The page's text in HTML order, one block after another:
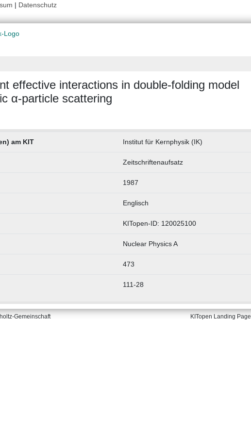
| Datenschutz
effective interactions in double-folding model
α-particle scattering
am KIT Institut für Kernphysik (IK)
Zeitschriftenaufsatz
1987
Englisch
KITopen-ID: 120025100
Nuclear Physics A
473
111-28
Gemeinschaft KITopen Landing Page